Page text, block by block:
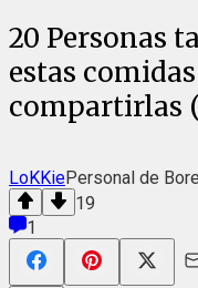
20 Personas
estas
compartirlas
LoKKiePersonal de
19
1